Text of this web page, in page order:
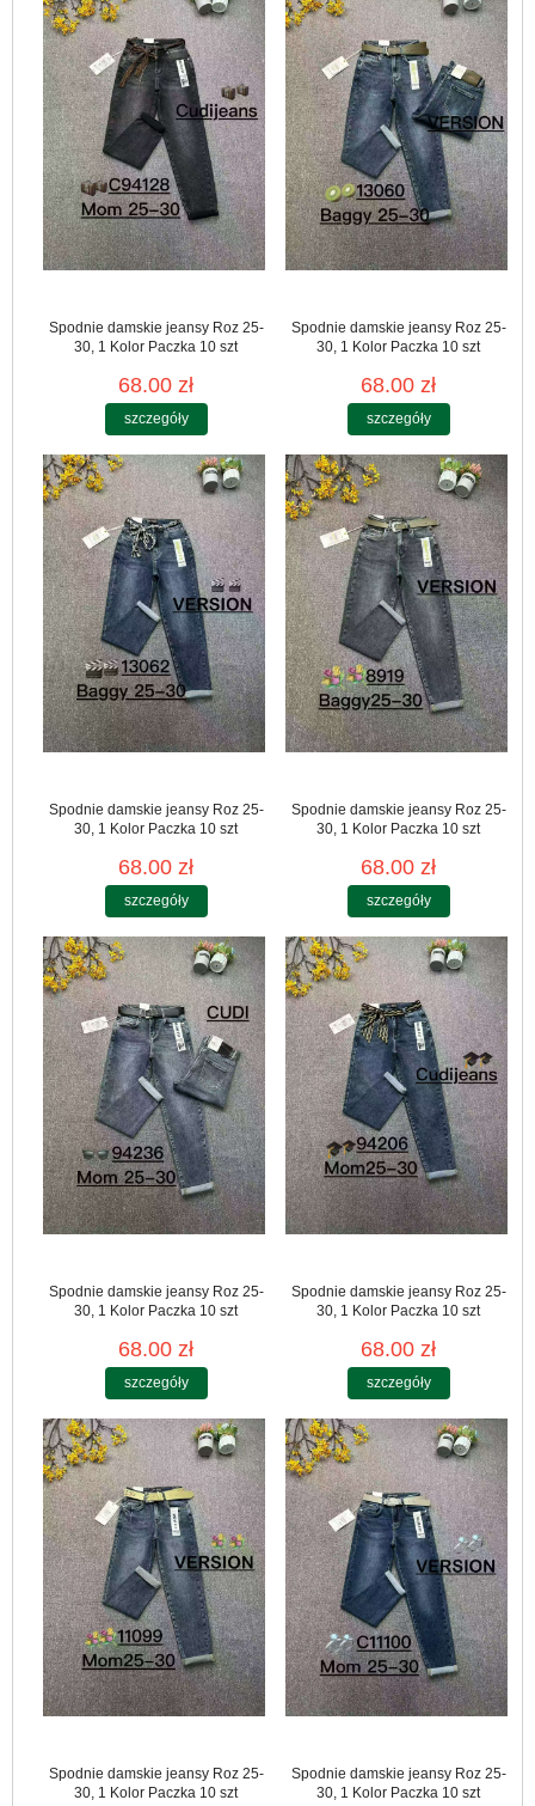
Spodnie damskie jeansy Roz 25-
30, 1 Kolor Paczka 10 szt
68.00 zł
szczegóły
Spodnie damskie jeansy Roz 25-
30, 1 Kolor Paczka 10 szt
68.00 zł
szczegóły
Spodnie damskie jeansy Roz 25-
30, 1 Kolor Paczka 10 szt
68.00 zł
szczegóły
Spodnie damskie jeansy Roz 25-
30, 1 Kolor Paczka 10 szt
68.00 zł
szczegóły
Spodnie damskie jeansy Roz 25-
30, 1 Kolor Paczka 10 szt
68.00 zł
szczegóły
Spodnie damskie jeansy Roz 25-
30, 1 Kolor Paczka 10 szt
68.00 zł
szczegóły
Spodnie damskie jeansy Roz 25-
30, 1 Kolor Paczka 10 szt
Spodnie damskie jeansy Roz 25-
30, 1 Kolor Paczka 10 szt